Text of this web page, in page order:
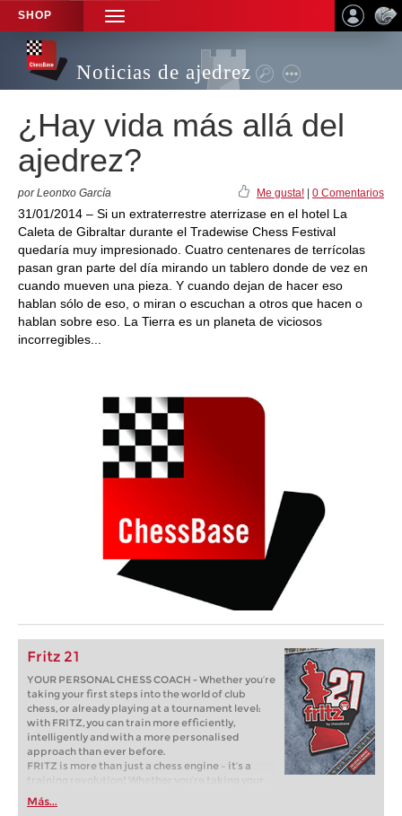
SHOP
TOGGLE
NAVIGATION
Noticias de ajedrez
¿Hay vida más allá del
ajedrez?
por Leontxo García Me gusta! 0 Comentarios
31/01/2014 – Si un extraterrestre aterrizase en el hotel La
Caleta de Gibraltar durante el Tradewise Chess Festival
quedaría muy impresionado. Cuatro centenares de terrícolas
pasan gran parte del día mirando un tablero donde de vez en
cuando mueven una pieza. Y cuando dejan de hacer eso
hablan sólo de eso, o miran o escuchan a otros que hacen o
hablan sobre eso. La Tierra es un planeta de viciosos
incorregibles...
Fritz 21
YOUR PERSONAL CHESS COACH - Whether you’re
taking your first steps into the world of club
chess, or already playing at a tournament level:
with FRITZ, you can train more efficiently,
intelligently and with a more personalised
approach than ever before.
FRITZ is more than just a chess engine – it’s a
training revolution! Whether you’re taking your
first steps into the world of club chess, or already
playing at a tournament level: with FRITZ, you can
Más...